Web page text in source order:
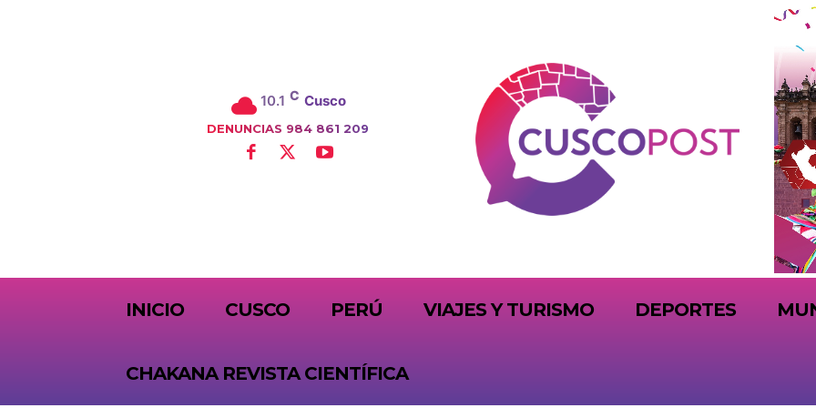
10.1 C Cusco
DENUNCIAS 984 861 209
INICIO CUSCO PERÚ VIAJES Y TURISMO DEPORTES
CHAKANA REVISTA CIENTÍFICA